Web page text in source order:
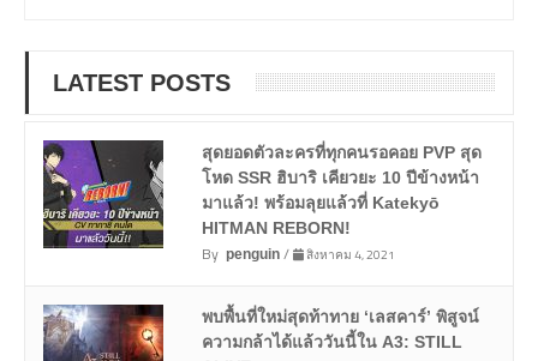
LATEST POSTS
สุดยอดตัวละครที่ทุกคนรอคอย PVP สุด
โหด SSR ฮิบาริ เคียวยะ 10 ปีข้างหน้า
มาแล้ว! พร้อมลุยแล้วที่ Katekyō
HITMAN REBORN!
By penguin/ สิงหาคม 4, 2021
พบพื้นที่ใหม่สุดท้าทาย ‘เลสคาร์’ พิสูจน์
ความกล้าได้แล้ววันนี้ใน A3: STILL